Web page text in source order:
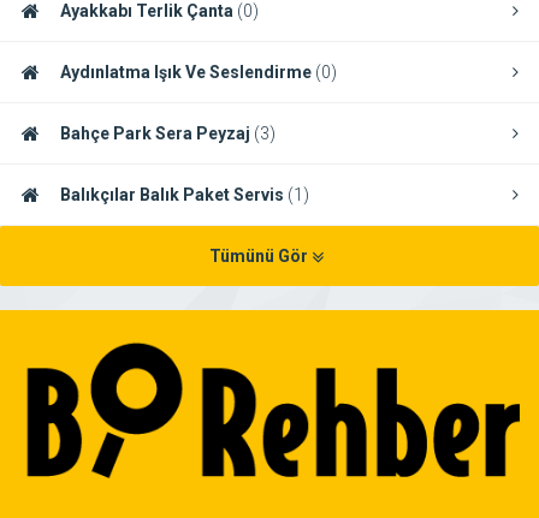
Ayakkabı Terlik Çanta (0)
Aydınlatma Işık Ve Seslendirme (0)
Bahçe Park Sera Peyzaj (3)
Balıkçılar Balık Paket Servis (1)
Tümünü Gör